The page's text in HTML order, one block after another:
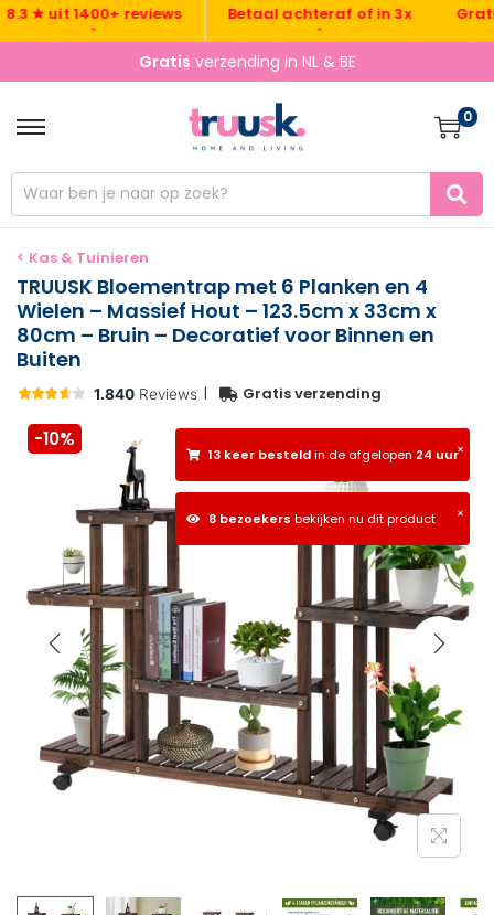
uit 1400+ reviews Betaal achteraf of in 3x Gratis
Gratis verzending in NL & BE
0
< Kas & Tuinieren
TRUUSK Bloementrap met 6 Planken en 4
Wielen – Massief Hout – 123.5cm x 33cm x
80cm – Bruin – Decoratief voor Binnen en
Buiten
| Gratis verzending
×
13 keer besteldin de afgelopen 24 uur
×
8 bezoekers bekijken nu dit product
-10%